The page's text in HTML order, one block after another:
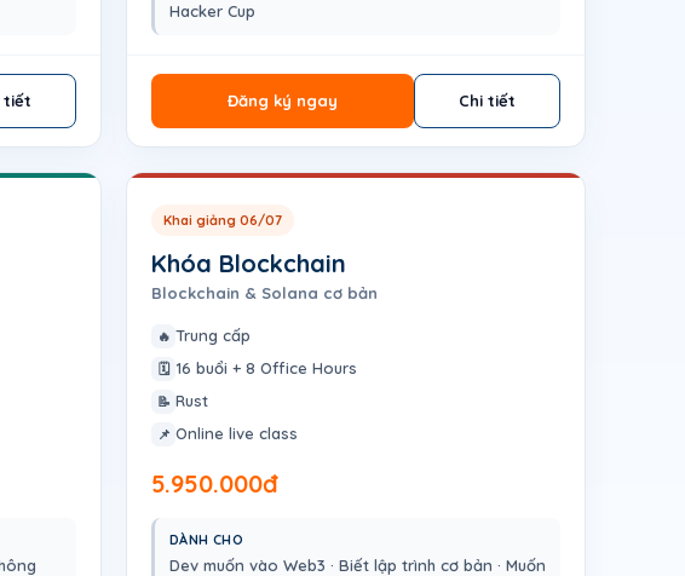
tiết
Hacker Cup
Đăng ký ngay Chi tiết
Khai giảng 06/07
Khóa Blockchain
Blockchain & Solana cơ bản
🔥 Trung cấp
🗓️ 16 buổi + 8 Office Hours
📝 Rust
📌 Online live class
5.950.000đ
DÀNH CHO
Dev muốn vào Web3 · Biết lập trình cơ bản · Muốn